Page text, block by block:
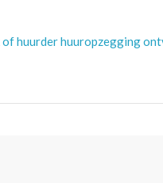
huurder huuropzegging